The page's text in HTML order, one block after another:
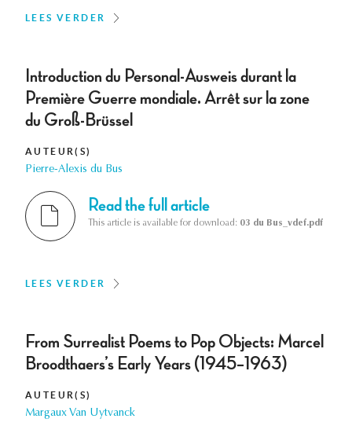
LEES VERDER
Introduction du Personal-Ausweis durant la
Première Guerre mondiale. Arrêt sur la zone
du Groß-Brüssel
AUTEUR(S)
Pierre-Alexis du Bus
Read the full article
This article is available for download: 03 du Bus_vdef.pdf
LEES VERDER
From Surrealist Poems to Pop Objects: Marcel
Broodthaers’s Early Years (1945–1963)
AUTEUR(S)
Margaux Van Uytvanck